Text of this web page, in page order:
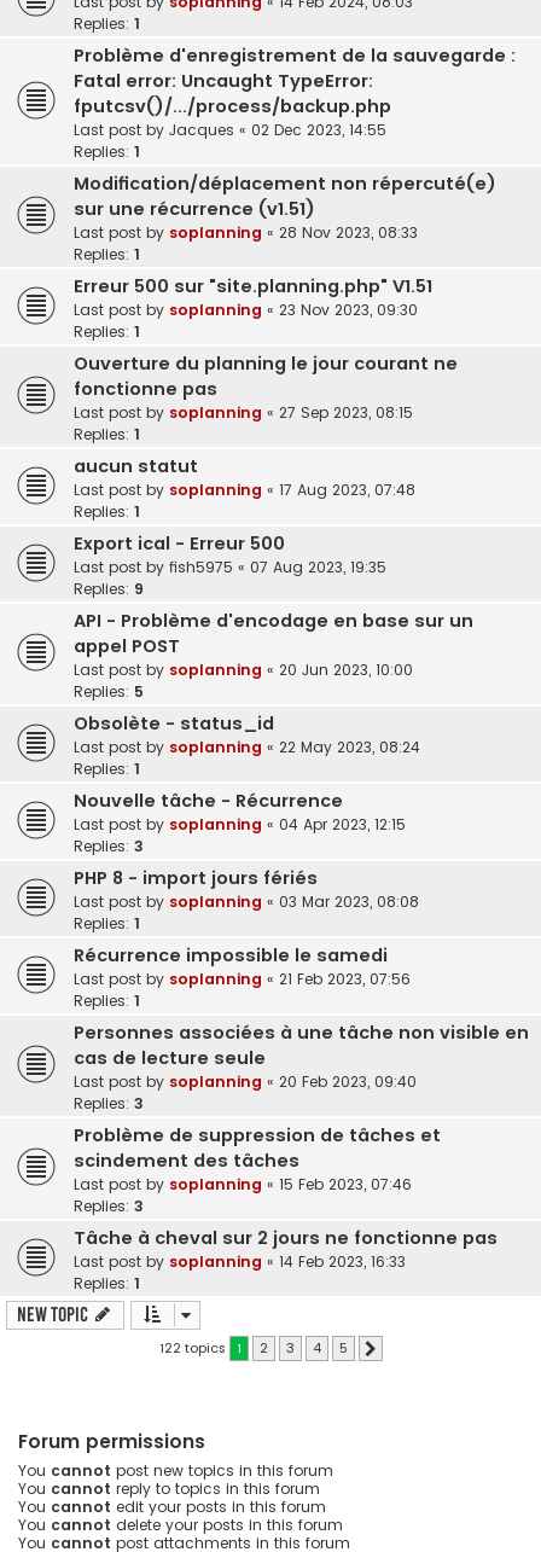
Replies: 1
Problème d'enregistrement de la sauvegarde :
Fatal error: Uncaught TypeError:
fputcsv()/.../process/backup.php
Last post by Jacques « 02 Dec 2023, 14:55
Replies: 1
Modification/déplacement non répercuté(e)
sur une récurrence (v1.51)
Last post by soplanning « 28 Nov 2023, 08:33
Replies: 1
Erreur 500 sur "site.planning.php" V1.51
Last post by soplanning « 23 Nov 2023, 09:30
Replies: 1
Ouverture du planning le jour courant ne
fonctionne pas
Last post by soplanning « 27 Sep 2023, 08:15
Replies: 1
aucun statut
Last post by soplanning « 17 Aug 2023, 07:48
Replies: 1
Export ical - Erreur 500
Last post by fish5975 « 07 Aug 2023, 19:35
Replies: 9
API - Problème d'encodage en base sur un
appel POST
Last post by soplanning « 20 Jun 2023, 10:00
Replies: 5
Obsolète - status_id
Last post by soplanning « 22 May 2023, 08:24
Replies: 1
Nouvelle tâche - Récurrence
Last post by soplanning « 04 Apr 2023, 12:15
Replies: 3
PHP 8 - import jours fériés
Last post by soplanning « 03 Mar 2023, 08:08
Replies: 1
Récurrence impossible le samedi
Last post by soplanning « 21 Feb 2023, 07:56
Replies: 1
Personnes associées à une tâche non visible en
cas de lecture seule
Last post by soplanning « 20 Feb 2023, 09:40
Replies: 3
Problème de suppression de tâches et
scindement des tâches
Last post by soplanning « 15 Feb 2023, 07:46
Replies: 3
Tâche à cheval sur 2 jours ne fonctionne pas
Last post by soplanning « 14 Feb 2023, 16:33
Replies: 1
New Topic
122 topics 1 2 3 4 5
Forum permissions
You cannot post new topics in this forum
You cannot reply to topics in this forum
You cannot edit your posts in this forum
You cannot delete your posts in this forum
You cannot post attachments in this forum